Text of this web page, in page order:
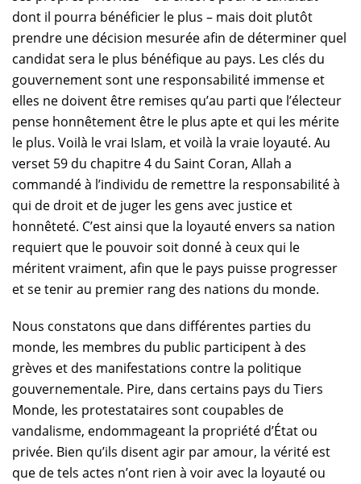
dont il pourra bénéficier le plus – mais doit plutôt
prendre une décision mesurée afin de déterminer quel
candidat sera le plus bénéfique au pays. Les clés du
gouvernement sont une responsabilité immense et
elles ne doivent être remises qu’au parti que l’électeur
pense honnêtement être le plus apte et qui les mérite
le plus. Voilà le vrai Islam, et voilà la vraie loyauté. Au
verset 59 du chapitre 4 du Saint Coran, Allah a
commandé à l’individu de remettre la responsabilité à
qui de droit et de juger les gens avec justice et
honnêteté. C’est ainsi que la loyauté envers sa nation
requiert que le pouvoir soit donné à ceux qui le
méritent vraiment, afin que le pays puisse progresser
et se tenir au premier rang des nations du monde.
Nous constatons que dans différentes parties du
monde, les membres du public participent à des
grèves et des manifestations contre la politique
gouvernementale. Pire, dans certains pays du Tiers
Monde, les protestataires sont coupables de
vandalisme, endommageant la propriété d’État ou
privée. Bien qu’ils disent agir par amour, la vérité est
que de tels actes n’ont rien à voir avec la loyauté ou